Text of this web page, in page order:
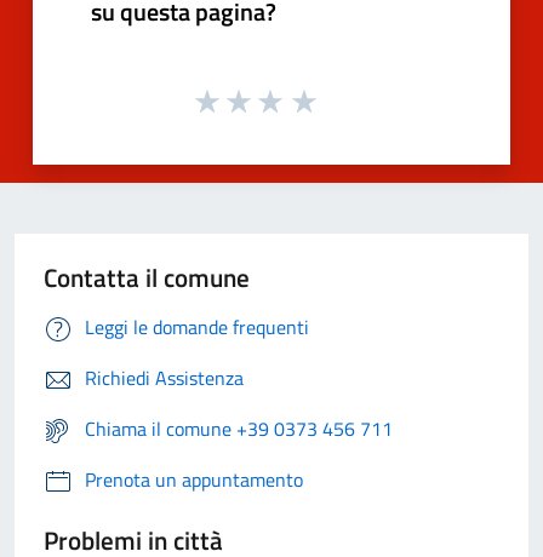
su questa pagina?
Contatta il comune
Leggi le domande frequenti
Richiedi Assistenza
Chiama il comune +39 0373 456 711
Prenota un appuntamento
Problemi in città